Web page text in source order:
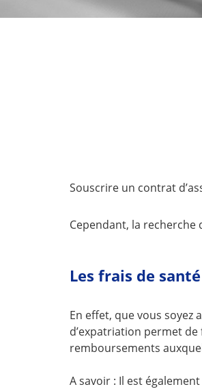
Souscrire un contrat
Cependant, la
Les frais de
En effet, que vous soyez
d’expatriation permet
remboursements
A savoir : Il est